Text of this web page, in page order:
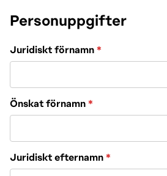
Personuppgifter
Juridiskt förnamn*
Önskat förnamn*
Juridiskt efternamn*